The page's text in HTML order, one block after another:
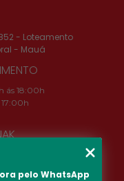
- Loteamento
- Mauá
ás 18:00h
pelo WhatsApp